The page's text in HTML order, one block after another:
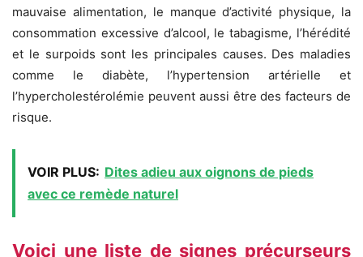
mauvaise alimentation, le manque d’activité physique, la
consommation excessive d’alcool, le tabagisme, l’hérédité
et le surpoids sont les principales causes. Des maladies
comme le diabète, l’hypertension artérielle et
l’hypercholestérolémie peuvent aussi être des facteurs de
risque.
VOIR PLUS: Dites adieu aux oignons de pieds
avec ce remède naturel
Voici une liste de signes précurseurs